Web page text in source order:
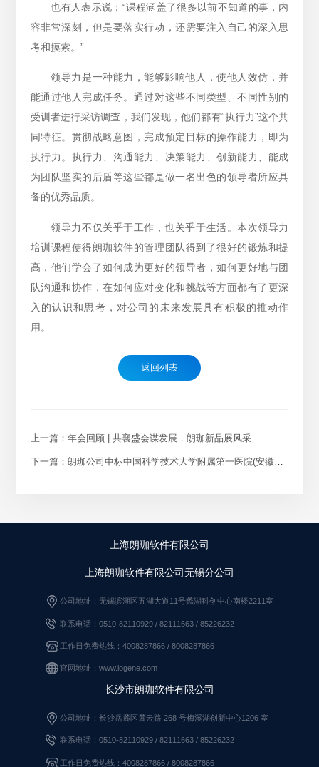
也有人表示说：“课程涵盖了很多以前不知道的事，内
容非常深刻，但是要落实行动，还需要注入自己的深入思
考和摸索。”
领导力是一种能力，能够影响他人，使他人效仿，并
能通过他人完成任务。通过对这些不同类型、不同性别的
受训者进行采访调查，我们发现，他们都有“执行力”这个共
同特征。贯彻战略意图，完成预定目标的操作能力，即为
执行力。执行力、沟通能力、决策能力、创新能力、能成
为团队坚实的后盾等这些都是做一名出色的领导者所应具
备的优秀品质。
领导力不仅关乎于工作，也关乎于生活。本次领导力
培训课程使得朗珈软件的管理团队得到了很好的锻炼和提
高，他们学会了如何成为更好的领导者，如何更好地与团
队沟通和协作，在如何应对变化和挑战等方面都有了更深
入的认识和思考，对公司的未来发展具有积极的推动作
用。
返回列表
上一篇：年会回顾 | 共襄盛会谋发展，朗珈新品展风采
下一篇：朗珈公司中标中国科学技术大学附属第一医院(安徽省立医院)南区采购病理系统扩增项目
上海朗珈软件有限公司
上海朗珈软件有限公司无锡分公司
公司地址：无锡滨湖区五湖大道11号蠡湖科创中心南楼2211室
联系电话：0510-82110929 / 82111663 / 85226232
工作日免费热线：4008287866 / 8008287866
官网地址：www.logene.com
长沙市朗珈软件有限公司
公司地址：长沙岳麓区麓云路 268 号梅溪湖创新中心1206 室
联系电话：0510-82110929 / 82111663 / 85226232
工作日免费热线：4008287866 / 8008287866